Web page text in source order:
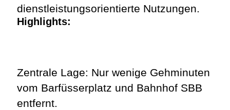
dienstleistungsorientierte Nutzungen.
Highlights:
Zentrale Lage: Nur wenige Gehminuten
vom Barfüsserplatz und Bahnhof SBB
entfernt.